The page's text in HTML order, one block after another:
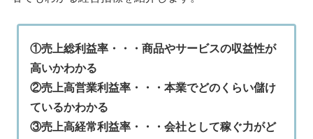
①売上総利益率・・・商品やサービスの収益性が
高いかわかる
②売上高営業利益率・・・本業でどのくらい儲け
ているかわかる
③売上高経常利益率・・・会社として稼ぐ力がど